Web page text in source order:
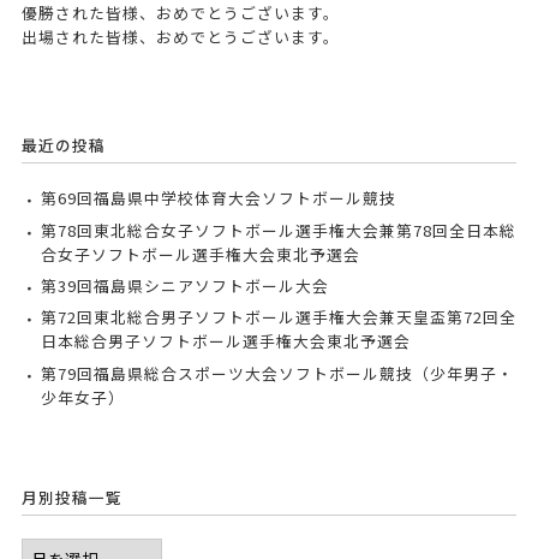
優勝された皆様、おめでとうございます。
出場された皆様、おめでとうございます。
最近の投稿
第69回福島県中学校体育大会ソフトボール競技
第78回東北総合女子ソフトボール選手権大会兼第78回全日本総
合女子ソフトボール選手権大会東北予選会
第39回福島県シニアソフトボール大会
第72回東北総合男子ソフトボール選手権大会兼天皇盃第72回全
日本総合男子ソフトボール選手権大会東北予選会
第79回福島県総合スポーツ大会ソフトボール競技（少年男子・
少年女子）
月別投稿一覧